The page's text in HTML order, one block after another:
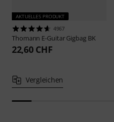
AKTUELLES PRODUKT
4967
Thomann E-Guitar Gigbag BK
22,60 CHF
Vergleichen